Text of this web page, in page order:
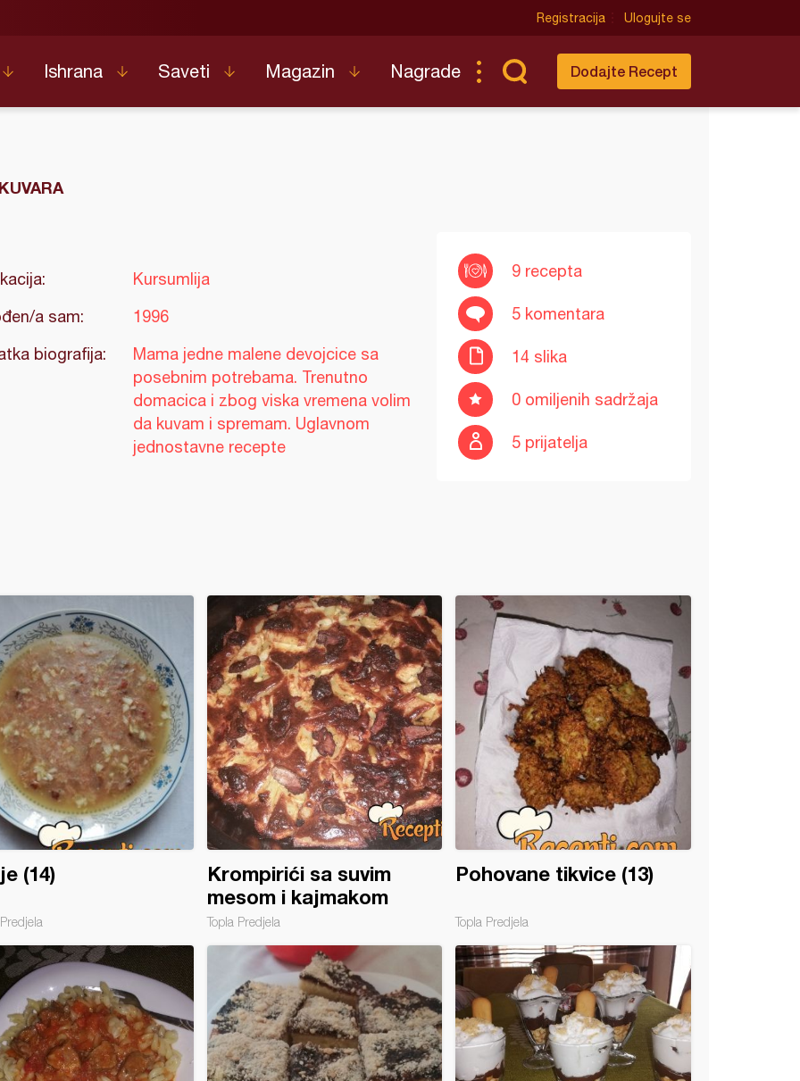
Registracija Ulogujte se
Ishrana Saveti Magazin Nagrade Dodajte Recept
Kursumlija
a sam:
1996
biografija:
Mama jedne malene devojcice sa
posebnim potrebama. Trenutno
domacica i zbog viska vremena volim
da kuvam i spremam. Uglavnom
jednostavne recepte
9 recepta
5 komentara
14 slika
0 omiljenih sadržaja
5 prijatelja
(14)
Krompirići sa suvim
mesom i kajmakom
Topla Predjela
Pohovane tikvice (13)
Topla Predjela